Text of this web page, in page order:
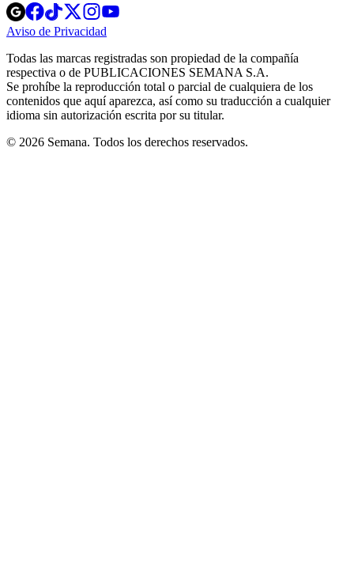
Opens
in
new
Opens
in
new
Opens
in
new
window
Opens
new
windowwindow
Aviso de Privacidad
new
window
Todas las marcas registradas son propiedad de la compañía
respectiva o de PUBLICACIONES SEMANA S.A.
Se prohíbe la reproducción total o parcial de cualquiera de los
contenidos que aquí aparezca, así como su traducción a cualquier
idioma sin autorización escrita por su titular.
© 2026 Semana. Todos los derechos reservados.